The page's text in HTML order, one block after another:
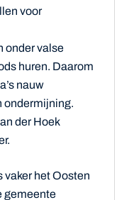
voor
onder valse
huren. Daarom
nauw
ondermijning.
der Hoek
vaker het Oosten
gemeente